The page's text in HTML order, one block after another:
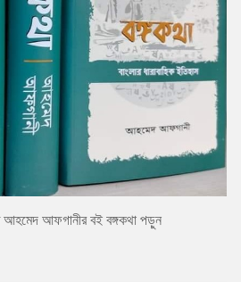
আহমেদ আফগানীর বই বঙ্গকথা পড়ুন